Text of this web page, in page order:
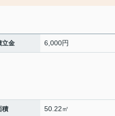
立金 6,000円
積 50.22㎡